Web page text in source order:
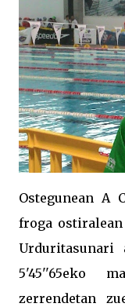
Ostegunean A
froga
Urduritasunari
5'45''65eko
zerrendetan